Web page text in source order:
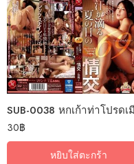
30฿
หยิบใส่ตะกร้า